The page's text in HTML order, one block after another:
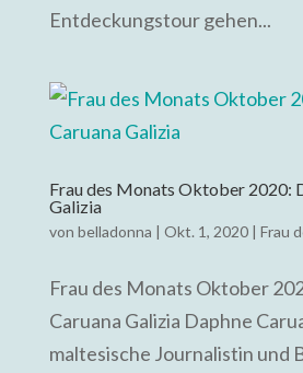
Entdeckungstour gehen...
Frau des Monats Oktober 2020:
Galizia
von belladonna | Okt. 1, 2020| Frau
Frau des Monats Oktober
Caruana Galizia Daphne
maltesische Journalistin und